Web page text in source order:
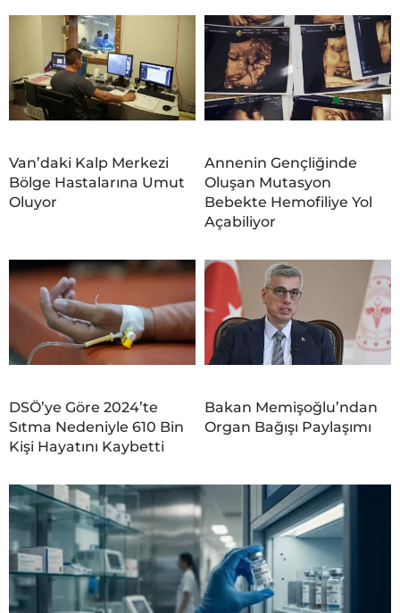
Van’daki Kalp Merkezi
Bölge Hastalarına Umut
Oluyor
Annenin Gençliğinde
Oluşan Mutasyon
Bebekte Hemofiliye Yol
Açabiliyor
DSÖ’ye Göre 2024’te
Sıtma Nedeniyle 610 Bin
Kişi Hayatını Kaybetti
Bakan Memişoğlu’ndan
Organ Bağışı Paylaşımı